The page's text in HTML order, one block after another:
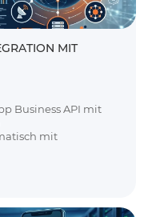
MIT
Business API mit
mit